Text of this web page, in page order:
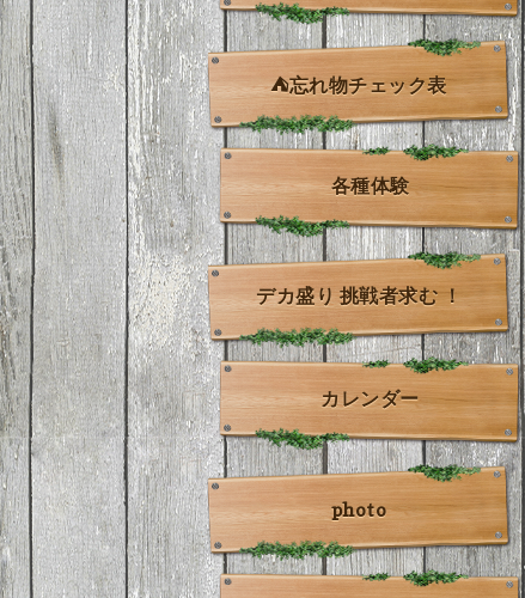
⛺忘れ物チェック表
各種体験
デカ盛り 挑戦者求む ！
カレンダー
photo